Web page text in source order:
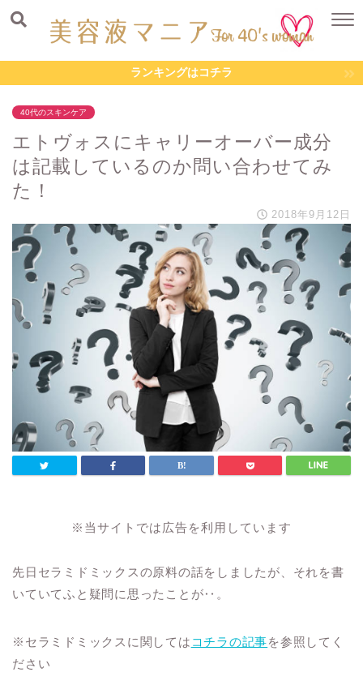
ランキングはコチラ
40代のスキンケア
エトヴォスにキャリーオーバー成分
は記載しているのか問い合わせてみ
た！
2018年9月12日
※当サイトでは広告を利用しています
先日セラミドミックスの原料の話をしましたが、それを書
いていてふと疑問に思ったことが‥。
※セラミドミックスに関しては コチラの記事を参照してく
ださい